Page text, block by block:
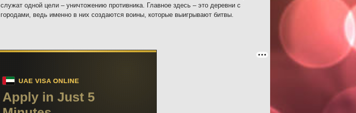
служат одной цели – уничтожению противника. Главное здесь – это деревни с
городами, ведь именно в них создаются воины, которые выигрывают битвы.